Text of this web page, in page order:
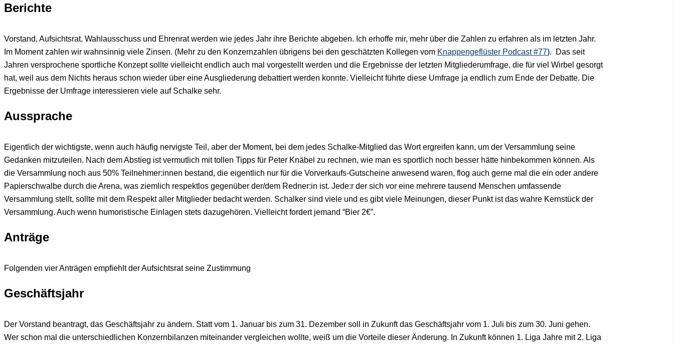
Berichte
Vorstand, Aufsichtsrat, Wahlausschuss und Ehrenrat werden wie jedes Jahr ihre Berichte abgeben. Ich erhoffe mir, mehr über die Zahlen zu erfahren als im letzten Jahr.
Im Moment zahlen wir wahnsinnig viele Zinsen. (Mehr zu den Konzernzahlen übrigens bei den geschätzten Kollegen vom Knappengeflüster Podcast #77). Das seit
Jahren versprochene sportliche Konzept sollte vielleicht endlich auch mal vorgestellt werden und die Ergebnisse der letzten Mitgliederumfrage, die für viel Wirbel gesorgt
hat, weil aus dem Nichts heraus schon wieder über eine Ausgliederung debattiert werden konnte. Vielleicht führte diese Umfrage ja endlich zum Ende der Debatte. Die
Ergebnisse der Umfrage interessieren viele auf Schalke sehr.
Aussprache
Eigentlich der wichtigste, wenn auch häufig nervigste Teil, aber der Moment, bei dem jedes Schalke-Mitglied das Wort ergreifen kann, um der Versammlung seine
Gedanken mitzuteilen. Nach dem Abstieg ist vermutlich mit tollen Tipps für Peter Knäbel zu rechnen, wie man es sportlich noch besser hätte hinbekommen können. Als
die Versammlung noch aus 50% Teilnehmer:innen bestand, die eigentlich nur für die Vorverkaufs-Gutscheine anwesend waren, flog auch gerne mal die ein oder andere
Papierschwalbe durch die Arena, was ziemlich respektlos gegenüber der/dem Redner:in ist. Jede:r der sich vor eine mehrere tausend Menschen umfassende
Versammlung stellt, sollte mit dem Respekt aller Mitglieder bedacht werden. Schalker sind viele und es gibt viele Meinungen, dieser Punkt ist das wahre Kernstück der
Versammlung. Auch wenn humoristische Einlagen stets dazugehören. Vielleicht fordert jemand “Bier 2€”.
Anträge
Folgenden vier Anträgen empfiehlt der Aufsichtsrat seine Zustimmung
Geschäftsjahr
Der Vorstand beantragt, das Geschäftsjahr zu ändern. Statt vom 1. Januar bis zum 31. Dezember soll in Zukunft das Geschäftsjahr vom 1. Juli bis zum 30. Juni gehen.
Wer schon mal die unterschiedlichen Konzernbilanzen miteinander vergleichen wollte, weiß um die Vorteile dieser Änderung. In Zukunft können 1. Liga Jahre mit 2. Liga